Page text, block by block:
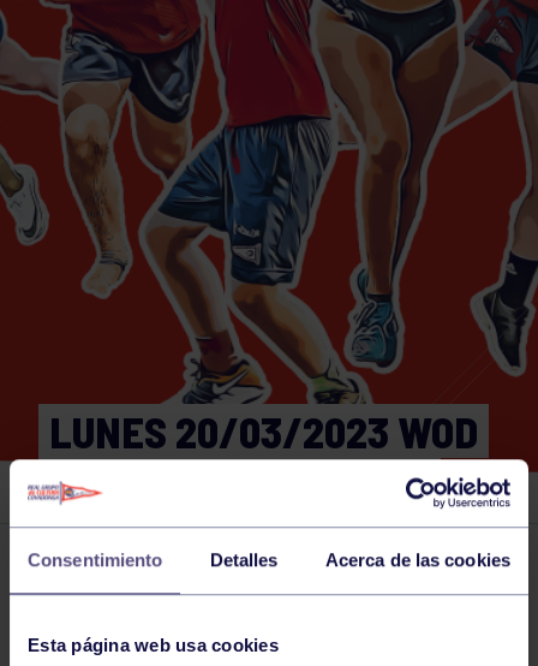
Consentimiento Detalles Acerca de las cookies
Esta página web usa cookies
LUNES 20/03/2023 WOD
18:30-19:00 GIMNASIO